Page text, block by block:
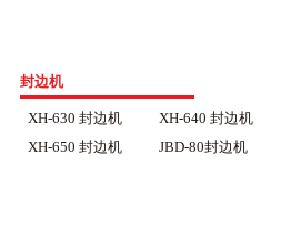
封边机
XH-630 封边机
XH-640 封边机
XH-650 封边机
JBD-80封边机